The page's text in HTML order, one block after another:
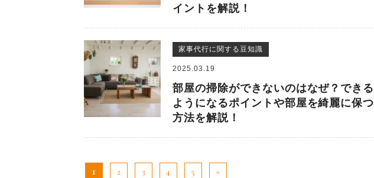
イントを解説！
家事代行に関する豆知識
2025.03.19
部屋の掃除ができないのはなぜ？できる
ようになるポイントや部屋を綺麗に保つ
方法を解説！
1 2 3 4 5 »